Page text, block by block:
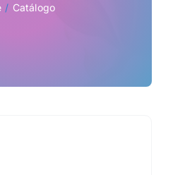
Catálogo